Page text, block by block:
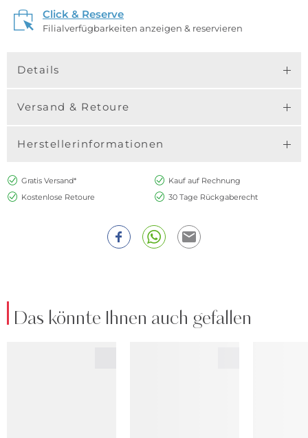
Click & Reserve
Filialverfügbarkeiten anzeigen & reservieren
Details
Versand & Retoure
Herstellerinformationen
Gratis Versand*
Kauf auf Rechnung
Kostenlose Retoure
30 Tage Rückgaberecht
Das könnte Ihnen auch gefallen